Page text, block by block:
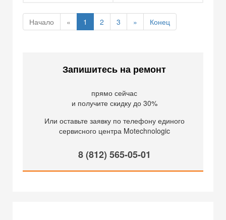
Начало « 1 2 3 » Конец
Запишитесь на ремонт
прямо сейчас
и получите скидку до 30%
Или оставьте заявку по телефону единого
сервисного центра Motechnologic
8 (812) 565-05-01